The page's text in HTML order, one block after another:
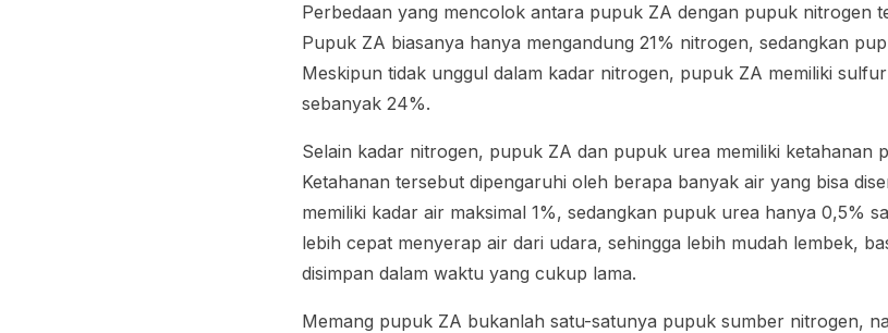
Perbedaan yang mencolok antara pupuk ZA dengan pupuk nitrogen
Pupuk ZA biasanya hanya mengandung 21% nitrogen, sedangkan
Meskipun tidak unggul dalam kadar nitrogen, pupuk ZA memiliki
sebanyak 24%.
Selain kadar nitrogen, pupuk ZA dan pupuk urea memiliki ketahanan
Ketahanan tersebut dipengaruhi oleh berapa banyak air yang bisa
memiliki kadar air maksimal 1%, sedangkan pupuk urea hanya 0,5%
lebih cepat menyerap air dari udara, sehingga lebih mudah lembek,
disimpan dalam waktu yang cukup lama.
Memang pupuk ZA bukanlah satu-satunya pupuk sumber nitrogen,